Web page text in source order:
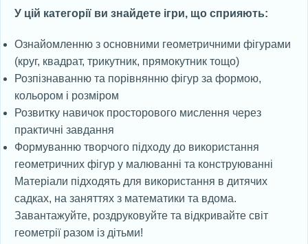
У цій категорії ви знайдете ігри, що сприяють:
Ознайомленню з основними геометричними фігурами
(круг, квадрат, трикутник, прямокутник тощо)
Розпізнаванню та порівнянню фігур за формою,
кольором і розміром
Розвитку навичок просторового мислення через
практичні завдання
Формуванню творчого підходу до використання
геометричних фігур у малюванні та конструюванні
Матеріали підходять для використання в дитячих
садках, на заняттях з математики та вдома.
Завантажуйте, роздруковуйте та відкривайте світ
геометрії разом із дітьми!